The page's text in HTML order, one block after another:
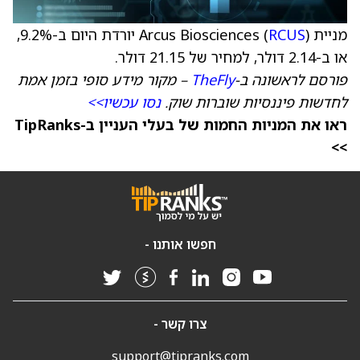
מניית Arcus Biosciences ( RCUS
) יורדת היום ב-‎9.2%,
או ב-‎2.14 דולר, למחיר של 21.15 דולר.
פורסם לראשונה ב-TheFly – מקור מידע סופי בזמן אמת
לחדשות פיננסיות שוברות שוק.נסו עכשיו>>
ראו את המניות החמות של בעלי העניין ב-TipRanks
>>
חפשו אותנו -
צרו קשר -
support@tipranks.com